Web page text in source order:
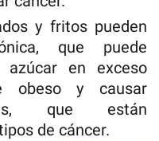
y fritos pueden
que puede
azúcar en exceso
obeso y causar
que están
de cáncer.